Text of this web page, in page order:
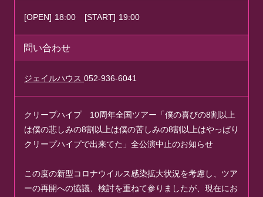
[OPEN] 18:00 [START] 19:00
問い合わせ
ジェイルハウス 052-936-6041
クリープハイプ 10周年全国ツアー「僕の喜びの8割以上
は僕の悲しみの8割以上は僕の苦しみの8割以上はやっぱり
クリープハイプで出来てた」全公演中止のお知らせ
この度の新型コロナウイルス感染拡大状況を考慮し、ツア
ーの再開への協議、検討を重ねて参りましたが、現在にお